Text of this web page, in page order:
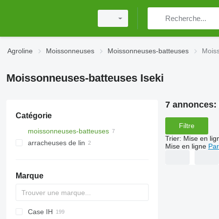
Agroline Moissonneuses Moissonneuses-batteuses
Moissonneuses-batteuses Iseki
Catégorie
moissonneuses-batteuses
arracheuses de lin
Marque
Case IH
7 annonces:
Filtre
Trier: Mise en
Mise en ligne